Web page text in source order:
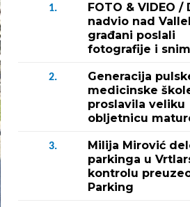
1.
FOTO & VIDEO /
nadvio nad
građani poslali
fotografije i
2.
Generacija
medicinske
proslavila veliku
obljetnicu
3.
Milija Mirović
parkinga u
kontrolu
Parking